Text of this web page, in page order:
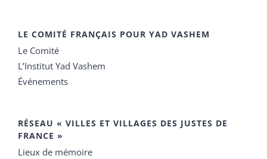
LE COMITÉ FRANÇAIS POUR YAD VASHEM
Le Comité
L’Institut Yad Vashem
Événements
RÉSEAU « VILLES ET VILLAGES DES JUSTES DE
FRANCE »
Lieux de mémoire